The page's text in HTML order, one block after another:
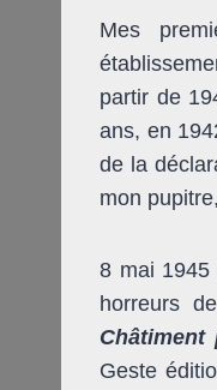
Mes
partir de
ans, en
de la
mon
8 mai 1945
horreurs
Châtiment
Geste